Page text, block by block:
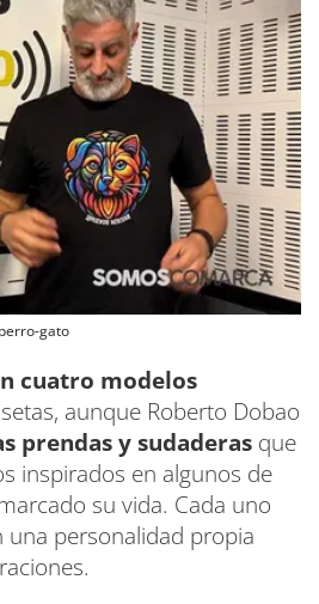
gato
cuatro modelos
aunque Roberto Dobao
prendas y sudaderas que
inspirados en algunos de
su vida. Cada uno
una personalidad propia